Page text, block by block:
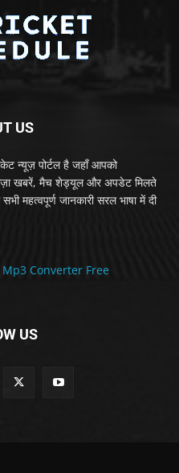
US
न्यूज़ पोर्टल है जहाँ आपको
खबरें, मैच शेड्यूल और अपडेट मिलते
महत्वपूर्ण जानकारी सरल भाषा में दी
Converter Free
US